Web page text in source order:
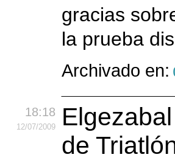
gracias
la prueba
Archivado en:
18:18
12/07/2009
de